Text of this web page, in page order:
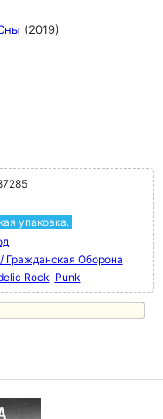
(2019)
упаковка.
Гражданская Оборона
Rock Punk